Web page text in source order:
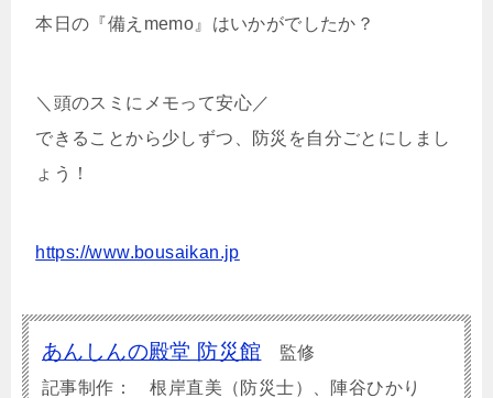
本日の『備えmemo』はいかがでしたか？
＼頭のスミにメモって安心／
できることから少しずつ、防災を自分ごとにしまし
ょう！
https://www.bousaikan.jp
あんしんの殿堂 防災館 監修
記事制作： 根岸直美（防災士）、陣谷ひかり